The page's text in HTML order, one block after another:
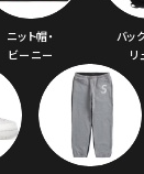
ニット帽・
ビーニー
バッ
リ